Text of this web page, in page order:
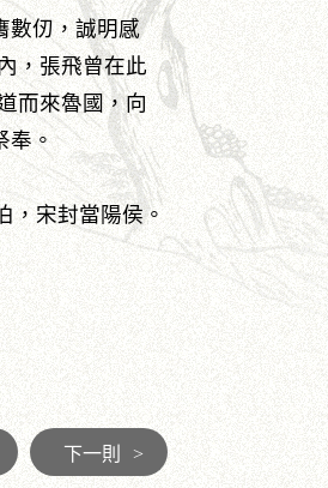
數仞，誠明感
，張飛曾在此
而來魯國，向
奉。
，宋封當陽侯。
下一則 >